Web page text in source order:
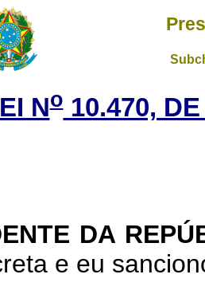
No10.470, DE
DA
e eu